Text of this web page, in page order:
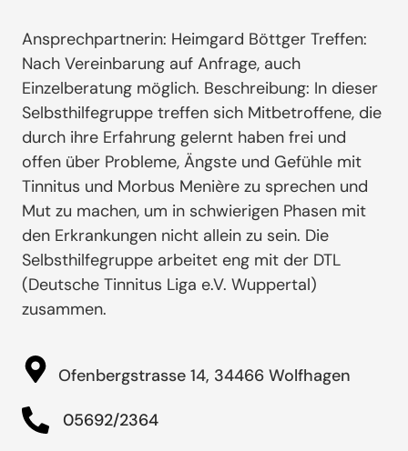
Ansprechpartnerin: Heimgard Böttger Treffen:
Nach Vereinbarung auf Anfrage, auch
Einzelberatung möglich. Beschreibung: In dieser
Selbsthilfegruppe treffen sich Mitbetroffene, die
durch ihre Erfahrung gelernt haben frei und
offen über Probleme, Ängste und Gefühle mit
Tinnitus und Morbus Menière zu sprechen und
Mut zu machen, um in schwierigen Phasen mit
den Erkrankungen nicht allein zu sein. Die
Selbsthilfegruppe arbeitet eng mit der DTL
(Deutsche Tinnitus Liga e.V. Wuppertal)
zusammen.
Ofenbergstrasse 14, 34466 Wolfhagen
05692/2364